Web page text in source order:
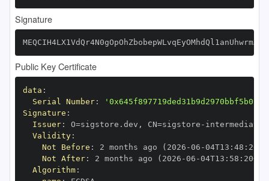
Signature
Public Key Certificate
data :
Serial Number:
Signature :
Issuer: O=sigstore.dev , CN=sigstore -
Validity:
Not Before : 2 months ago (2026 -06 -04T13 : 48 :
Not After: 2 months ago (2026 -06 -04T13 : 58 : 20+00
Algorithm: